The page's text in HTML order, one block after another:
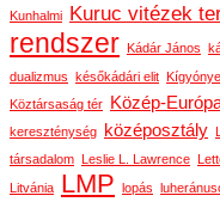
Kunhalmi Kuruc vitézek
rendszer
Kádár János
dualizmus
későkádári elit
Köztársaság tér
Közép-
kereszténység
középosztály
társadalom
Leslie L. Lawrence
Litvánia LMP lopás